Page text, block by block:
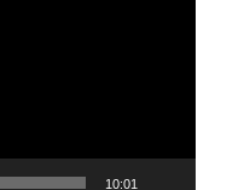
10:01